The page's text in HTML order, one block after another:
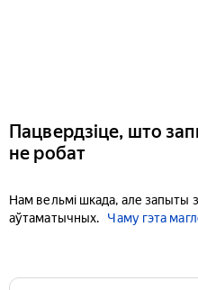
Пацвердзіце, што
не робат
Нам вельмі шкада, але запыты
аўтаматычных.
Чаму гэта